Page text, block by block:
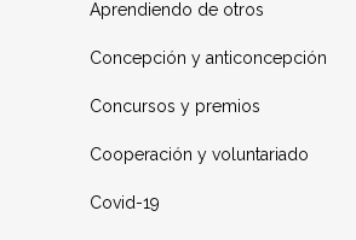
Aprendiendo de otros
Concepción y anticoncepción
Concursos y premios
Cooperación y voluntariado
Covid-19